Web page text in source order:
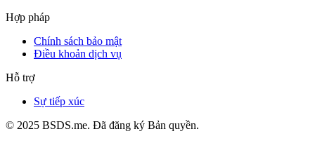
Hợp pháp
Chính sách bảo mật
Điều khoản dịch vụ
Hỗ trợ
Sự tiếp xúc
© 2025 BSDS.me. Đã đăng ký Bản quyền.